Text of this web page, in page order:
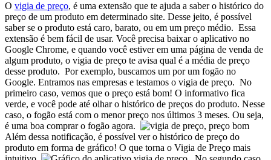
O vigia de preço, é uma extensão que te ajuda a saber o histórico do
preço de um produto em determinado site. Desse jeito, é possível
saber se o produto está caro, barato, ou em um preço médio. Essa
extensão é bem fácil de usar. Você precisa baixar o aplicativo no
Google Chrome, e quando você estiver em uma página de venda de
algum produto, o vigia de preço te avisa qual é a média de preço
desse produto. Por exemplo, buscamos um por um fogão no
Google. Entramos nas empresas e testamos o vigia de preço. No
primeiro caso, vemos que o preço está bom! O informativo fica
verde, e você pode até olhar o histórico de preços do produto. Nesse
caso, o fogão está com o menor preço nos últimos 3 meses. Ou seja,
é uma boa comprar o fogão agora.
Além dessa notificação, é possível ver o histórico de preço do
produto em forma de gráfico! O que torna o Vigia de Preço mais